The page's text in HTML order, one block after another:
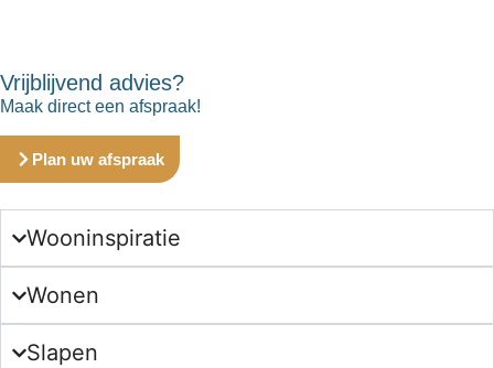
Vrijblijvend advies?
Maak direct een afspraak!
Plan uw afspraak
Wooninspiratie
Wonen
Slapen